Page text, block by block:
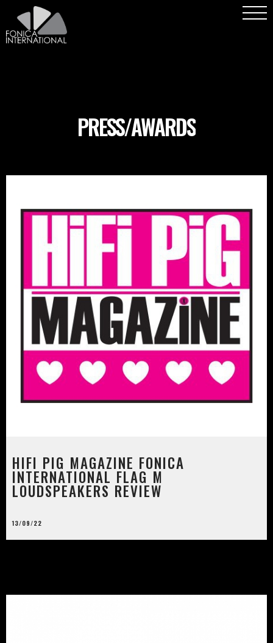
PRESS/AWARDS
HIFI PIG MAGAZINE FONICA
INTERNATIONAL FLAG M
LOUDSPEAKERS REVIEW
13/09/22